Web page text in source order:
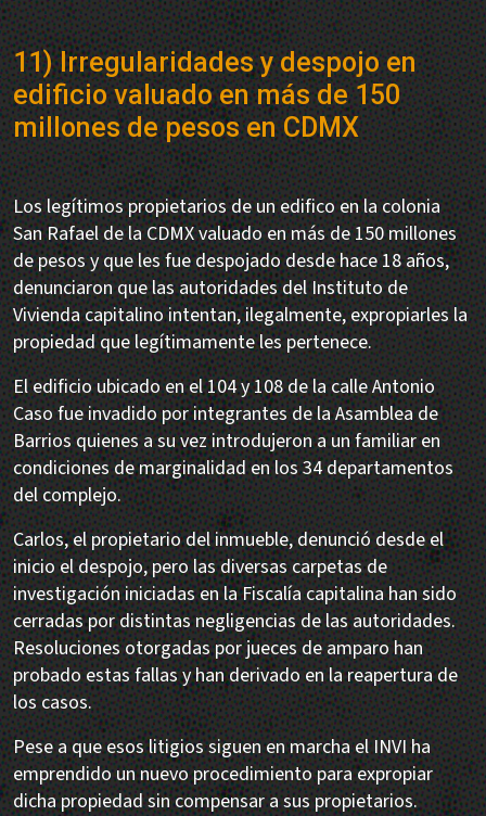
11) Irregularidades y despojo en
edificio valuado en más de 150
millones de pesos en CDMX
Los legítimos propietarios de un edifico en la colonia
San Rafael de la CDMX valuado en más de 150 millones
de pesos y que les fue despojado desde hace 18 años,
denunciaron que las autoridades del Instituto de
Vivienda capitalino intentan, ilegalmente, expropiarles la
propiedad que legítimamente les pertenece.
El edificio ubicado en el 104 y 108 de la calle Antonio
Caso fue invadido por integrantes de la Asamblea de
Barrios quienes a su vez introdujeron a un familiar en
condiciones de marginalidad en los 34 departamentos
del complejo.
Carlos, el propietario del inmueble, denunció desde el
inicio el despojo, pero las diversas carpetas de
investigación iniciadas en la Fiscalía capitalina han sido
cerradas por distintas negligencias de las autoridades.
Resoluciones otorgadas por jueces de amparo han
probado estas fallas y han derivado en la reapertura de
los casos.
Pese a que esos litigios siguen en marcha el INVI ha
emprendido un nuevo procedimiento para expropiar
dicha propiedad sin compensar a sus propietarios.